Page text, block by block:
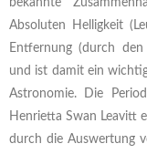
bekannte
Absoluten Helligkeit
Entfernung (durch
und ist damit ein
Astronomie. Die
Henrietta Swan Leavitt
durch die Auswertung